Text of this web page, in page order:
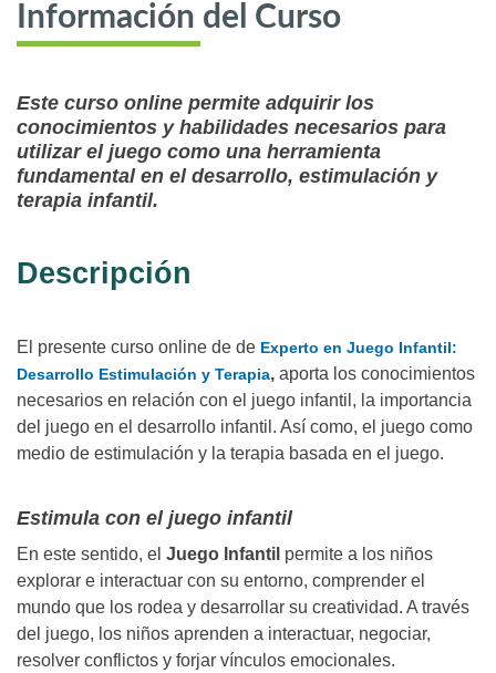
Información del Curso
Este curso online permite adquirir los
conocimientos y habilidades necesarios para
utilizar el juego como una herramienta
fundamental en el desarrollo, estimulación y
terapia infantil.
Descripción
El presente curso online de de Experto en Juego Infantil:
Desarrollo Estimulación y Terapia, aporta los conocimientos
necesarios en relación con el juego infantil, la importancia
del juego en el desarrollo infantil. Así como, el juego como
medio de estimulación y la terapia basada en el juego.
Estimula con el juego infantil
En este sentido, el Juego Infantil permite a los niños
explorar e interactuar con su entorno, comprender el
mundo que los rodea y desarrollar su creatividad. A través
del juego, los niños aprenden a interactuar, negociar,
resolver conflictos y forjar vínculos emocionales.